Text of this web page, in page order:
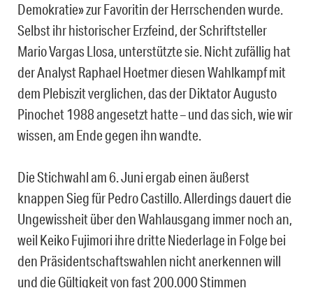
Demokratie» zur Favoritin der Herrschenden wurde.
Selbst ihr historischer Erzfeind, der Schriftsteller
Mario Vargas Llosa, unterstützte sie. Nicht zufällig hat
der Analyst Raphael Hoetmer diesen Wahlkampf mit
dem Plebiszit verglichen, das der Diktator Augusto
Pinochet 1988 angesetzt hatte – und das sich, wie wir
wissen, am Ende gegen ihn wandte.
Die Stichwahl am 6. Juni ergab einen äußerst
knappen Sieg für Pedro Castillo. Allerdings dauert die
Ungewissheit über den Wahlausgang immer noch an,
weil Keiko Fujimori ihre dritte Niederlage in Folge bei
den Präsidentschaftswahlen nicht anerkennen will
und die Gültigkeit von fast 200.000 Stimmen